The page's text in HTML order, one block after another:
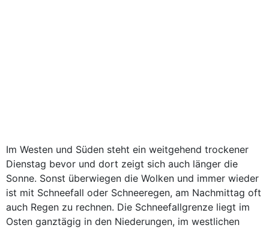
Im Westen und Süden steht ein weitgehend trockener
Dienstag bevor und dort zeigt sich auch länger die
Sonne. Sonst überwiegen die Wolken und immer wieder
ist mit Schneefall oder Schneeregen, am Nachmittag oft
auch Regen zu rechnen. Die Schneefallgrenze liegt im
Osten ganztägig in den Niederungen, im westlichen